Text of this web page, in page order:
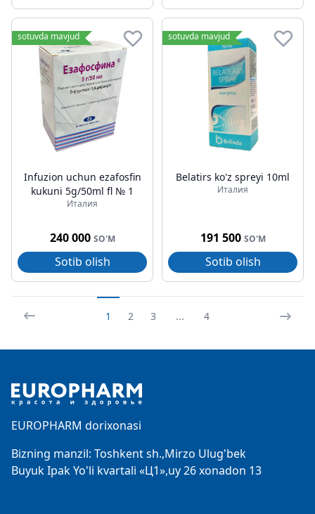
sotuvda mavjud
Infuzion uchun ezafosfin
kukuni 5g/50ml fl № 1
Италия
240 000 SO'M
Sotib olish
sotuvda mavjud
Belatirs ko'z spreyi 10ml
Италия
191 500 SO'M
Sotib olish
1 2 3 ... 4
EUROPHARM dorixonasi
Bizning manzil: Toshkent sh.,Mirzo Ulug'bek
Buyuk Ipak Yo'li kvartali «Ц1»,uy 26 xonadon 13